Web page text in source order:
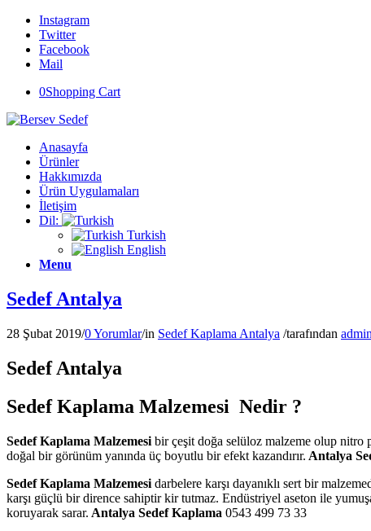
Instagram
Twitter
Facebook
Mail
0Shopping Cart
Anasayfa
Ürünler
Hakkımızda
Ürün Uygulamaları
İletişim
Dil:
Turkish
English
Menu
Sedef Antalya
28 Şubat 2019/0 Yorumlar/in Sedef Kaplama Antalya /tarafından admin
Sedef Antalya
Sedef Kaplama Malzemesi Nedir ?
Sedef Kaplama Malzemesi bir çeşit doğa selüloz malzeme olup nitro
doğal bir görünüm yanında üç boyutlu bir efekt kazandırır. Antalya
Sedef Kaplama Malzemesi darbelere karşı dayanıklı sert bir
karşı güçlü bir dirence sahiptir kir tutmaz. Endüstriyel aseton ile
koruyarak sarar. Antalya Sedef Kaplama 0543 499 73 33